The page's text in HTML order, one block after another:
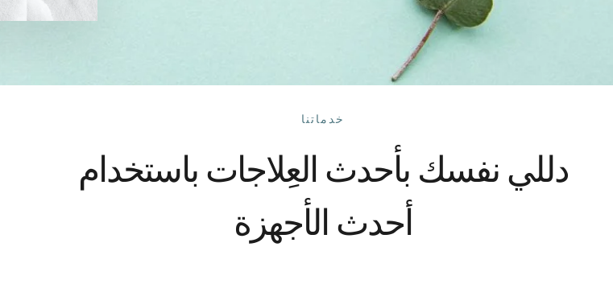
خدماتنا
دللي نفسك بأحدث العِلاجات باستخدام
أحدث الأجهزة